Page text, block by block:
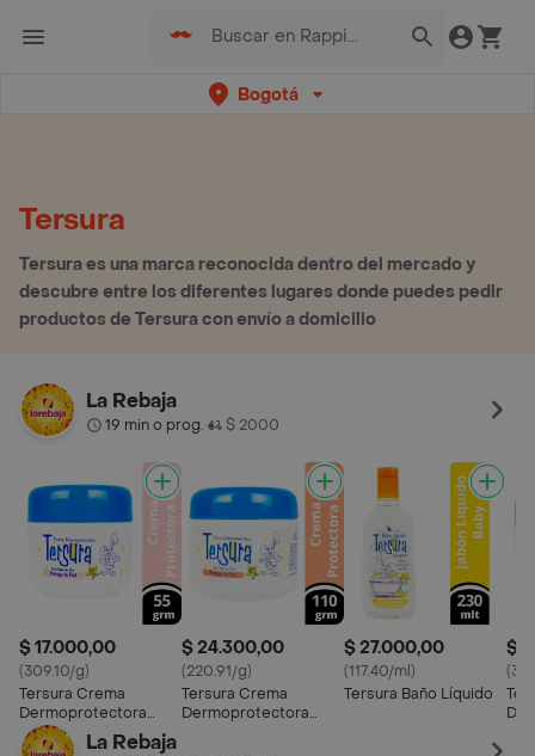
Bogotá
Tersura
Tersura es una marca reconocida dentro del mercado y
descubre entre los diferentes lugares donde puedes pedir
productos de Tersura con envío a domicilio
La Rebaja
19 min o prog.• $ 2000
$ 17.000,00
(309.10/g)
Tersura Crema
Dermoprotectora
Antipañalitis
$ 24.300,00
(220.91/g)
Tersura Crema
Dermoprotectora
$ 27.000,00
(117.40/ml)
Tersura Baño Líquido
$
La Rebaja